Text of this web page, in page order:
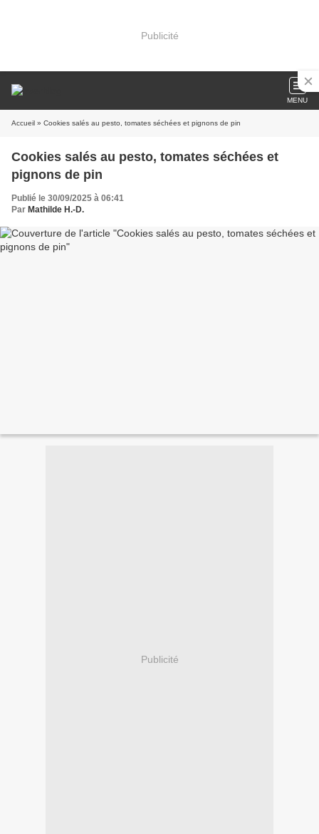
Publicité
MENU
Accueil » Cookies salés au pesto, tomates séchées et pignons de pin
Cookies salés au pesto, tomates séchées et
pignons de pin
Publié le 30/09/2025 à 06:41
Par Mathilde H.-D.
Publicité